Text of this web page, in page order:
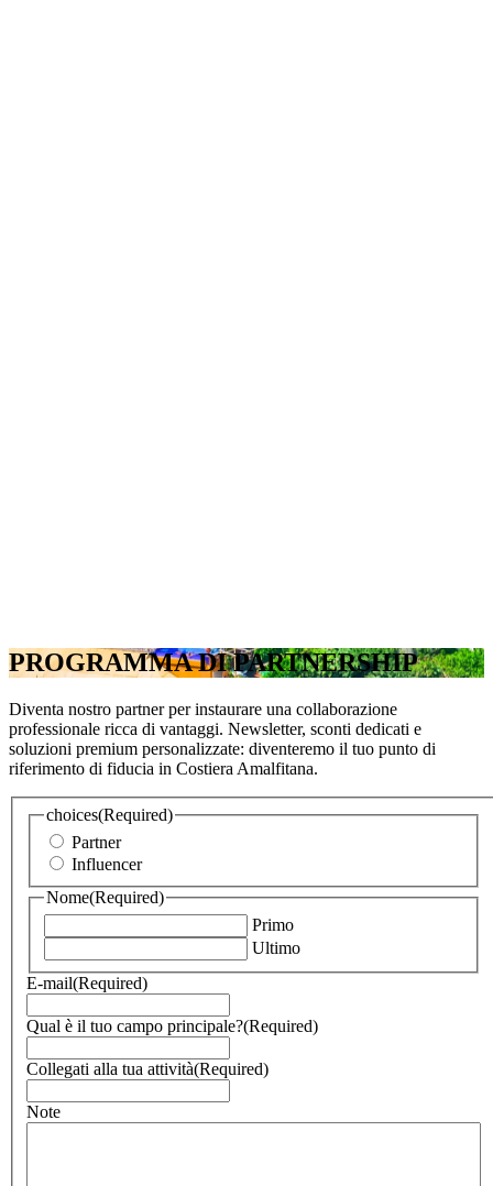
PROGRAMMA DI PARTNERSHIP
Diventa nostro partner per instaurare una collaborazione
professionale ricca di vantaggi. Newsletter, sconti dedicati e
soluzioni premium personalizzate: diventeremo il tuo punto di
riferimento di fiducia in Costiera Amalfitana.
choices(Required)
Partner
Influencer
Nome(Required)
Primo
Ultimo
E-mail(Required)
Qual è il tuo campo principale?(Required)
Collegati alla tua attività(Required)
Note